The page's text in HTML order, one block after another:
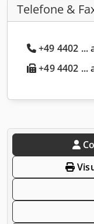
Telefone &
+49 4402 ...
+49 4402 ...